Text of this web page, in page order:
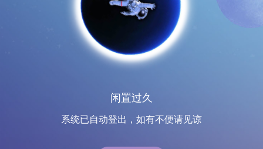
闲置过久
系统已自动登出，如有不便请见谅